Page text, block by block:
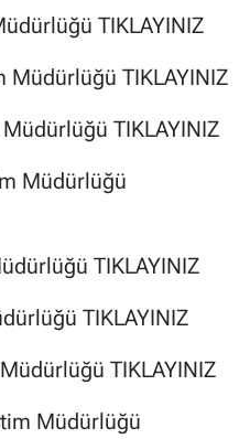
TIKLAYINIZ
Müdürlüğü TIKLAYINIZ
TIKLAYINIZ
Müdürlüğü
TIKLAYINIZ
TIKLAYINIZ
TIKLAYINIZ
Müdürlüğü